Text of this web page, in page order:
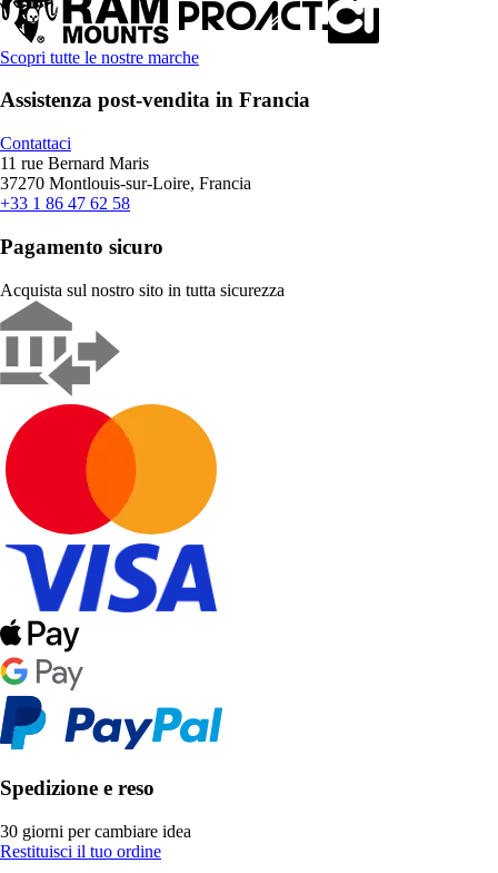
Scopri tutte le nostre marche
Assistenza post-vendita in Francia
Contattaci
11 rue Bernard Maris
37270 Montlouis-sur-Loire, Francia
+33 1 86 47 62 58
Pagamento sicuro
Acquista sul nostro sito in tutta sicurezza
Spedizione e reso
30 giorni per cambiare idea
Restituisci il tuo ordine